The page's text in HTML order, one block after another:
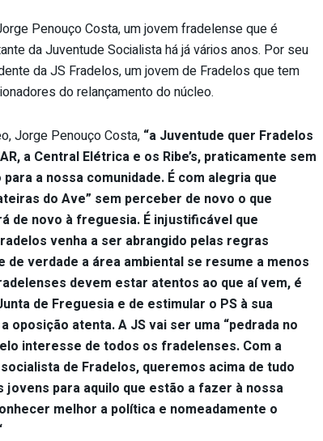
Penouço Costa, um jovem fradelense que é
da Juventude Socialista há já vários anos. Por seu
da JS Fradelos, um jovem de Fradelos que tem
do relançamento do núcleo.
Jorge Penouço Costa, “a Juventude quer Fradelos
a Central Elétrica e os Ribe’s, praticamente sem
a nossa comunidade. É com alegria que
do Ave” sem perceber de novo o que
de novo à freguesia. É injustificável que
venha a ser abrangido pelas regras
verdade a área ambiental se resume a menos
devem estar atentos ao que aí vem, é
de Freguesia e de estimular o PS à sua
oposição atenta. A JS vai ser uma “pedrada no
interesse de todos os fradelenses. Com a
de Fradelos, queremos acima de tudo
para aquilo que estão a fazer à nossa
melhor a política e nomeadamente o